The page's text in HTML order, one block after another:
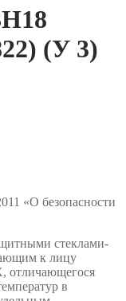
(У 3)
«О безопасности
стеклами-
к лицу
отличающегося
в